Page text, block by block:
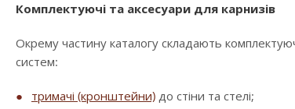
Комплектуючі та аксесуари для карнизів
Окрему частину каталогу складають
систем:
тримачі (кронштейни) до стіни та стелі;